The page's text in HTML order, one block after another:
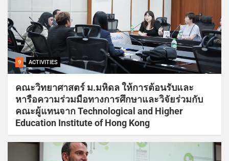
9 ACTIVITIES
คณะวิทยาศาสตร์ ม.มหิดล ให้การต้อนรับและ
หารือความร่วมมือทางการศึกษาและวิจัยร่วมกับ
คณะผู้แทนจาก Technological and Higher
Education Institute of Hong Kong